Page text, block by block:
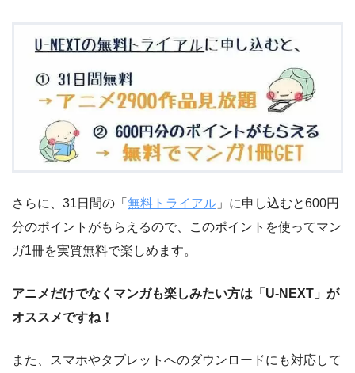
さらに、31日間の「 無料トライアル 」に申し込むと600円
分のポイントがもらえるので、このポイントを使ってマン
ガ1冊を実質無料で楽しめます。
アニメだけでなくマンガも楽しみたい方は「U-NEXT」が
オススメですね！
また、スマホやタブレットへのダウンロードにも対応して